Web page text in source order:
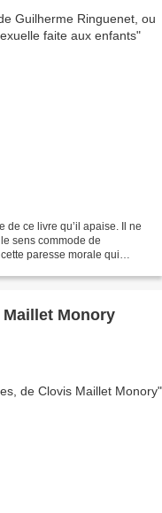
de ce livre qu’il apaise. Il ne
sens commode de
paresse morale qui
Monory